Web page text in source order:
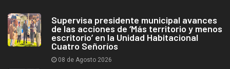
Supervisa presidente municipal avances
de las acciones de ‘Más territorio y menos
escritorio’ en la Unidad Habitacional
Cuatro Señoríos
08 de Agosto 2026